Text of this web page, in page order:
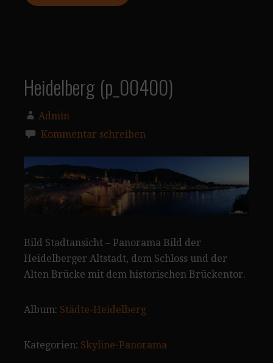
Heidelberg (p_00400)
Admin
Kommentar schreiben
Bild Stadtansicht – Panorama Bild der
Heidelberger Altstadt, dem Schloss und der
Alten Brücke mit dem historischen Brückentor.
Album: Städte-Heidelberg
Kategorien: Skyline-Panorama